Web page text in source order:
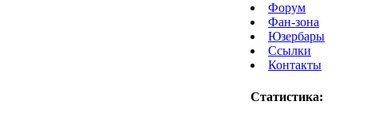
Форум
Фан-зона
Юзербары
Ссылки
Контакты
Статистика: